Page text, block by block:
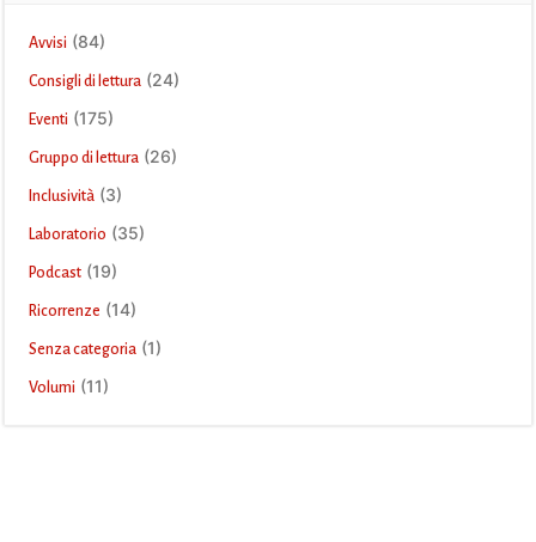
Avvisi (84)
Consigli di lettura (24)
Eventi (175)
Gruppo di lettura (26)
Inclusività (3)
Laboratorio (35)
Podcast (19)
Ricorrenze (14)
Senza categoria (1)
Volumi (11)